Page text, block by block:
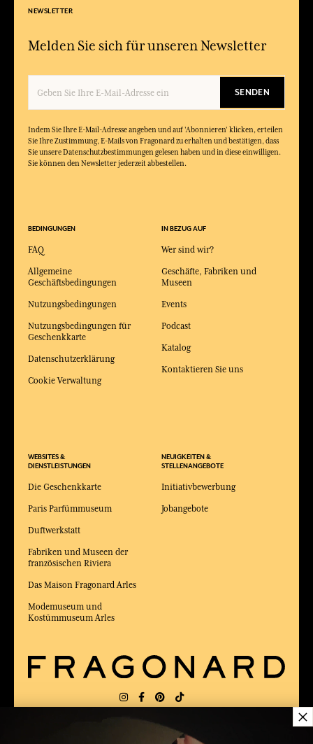
NEWSLETTER
Melden Sie sich für unseren Newsletter
SENDEN
Indem Sie Ihre E-Mail-Adresse angeben und auf 'Abonnieren' klicken, erteilen
Sie Ihre Zustimmung, E-Mails von Fragonard zu erhalten und bestätigen, dass
Sie unsere Datenschutzbestimmungen gelesen haben und in diese einwilligen.
Sie können den Newsletter jederzeit abbestellen.
BEDINGUNGEN
FAQ
Allgemeine
Geschäftsbedingungen
Nutzungsbedingungen
Nutzungsbedingungen für
Geschenkkarte
Datenschutzerklärung
Cookie Verwaltung
WEBSITES &
DIENSTLEISTUNGEN
Die Geschenkkarte
Paris Parfümmuseum
Duftwerkstatt
Fabriken und Museen der
französischen Riviera
Das Maison Fragonard Arles
Modemuseum und
Kostümmuseum Arles
IN BEZUG AUF
Wer sind wir?
Geschäfte, Fabriken und
Museen
Events
Podcast
Katalog
Kontaktieren Sie uns
NEUIGKEITEN &
STELLENANGEBOTE
Initiativbewerbung
Jobangebote
SPRACHE:
×